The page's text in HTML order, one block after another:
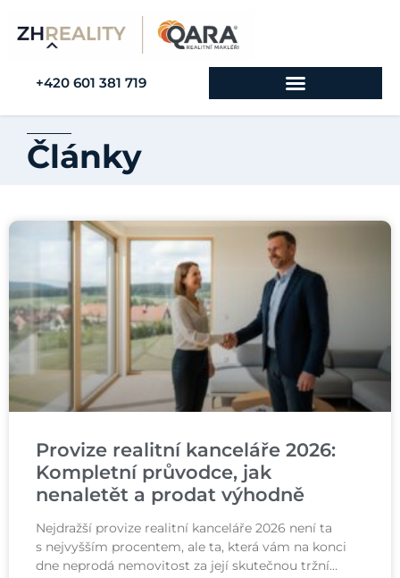
+420 601 381 719
Články
Provize realitní kanceláře 2026:
Kompletní průvodce, jak
nenaletět a prodat výhodně
Nejdražší provize realitní kanceláře 2026 není ta
s nejvyšším procentem, ale ta, která vám na konci
dne neprodá nemovitost za její skutečnou tržní…